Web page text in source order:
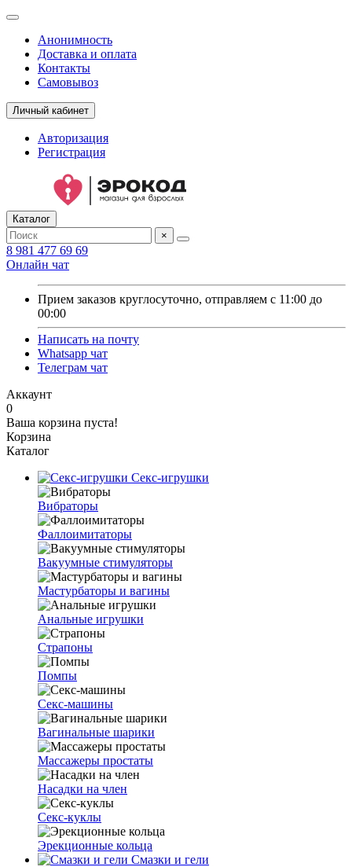
Анонимность
Доставка и оплата
Контакты
Самовывоз
Личный кабинет
Авторизация
Регистрация
Каталог
×
8 981 477 69 69
Онлайн чат
Прием заказов круглосуточно, отправляем с 11:00 до
00:00
Написать на почту
Whatsapp чат
Телеграм чат
Аккаунт
0
Ваша корзина пуста!
Корзина
Каталог
Секс-игрушки
Вибраторы
Фаллоимитаторы
Вакуумные стимуляторы
Мастурбаторы и вагины
Анальные игрушки
Страпоны
Помпы
Секс-машины
Вагинальные шарики
Массажеры простаты
Насадки на член
Секс-куклы
Эрекционные кольца
Смазки и гели